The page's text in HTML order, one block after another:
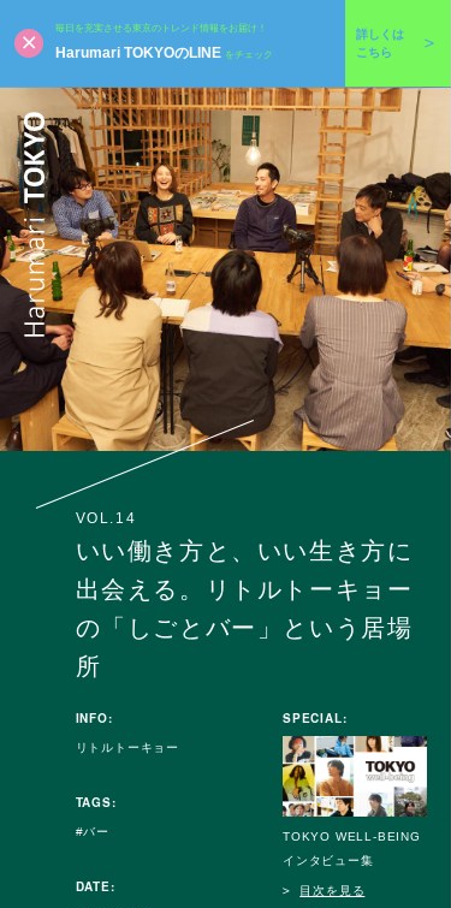
毎日を充実させる東京のトレンド情報をお届け！
Harumari TOKYOのLINE をチェック
詳しくは
こちら
VOL.14
いい働き方と、いい生き方に
出会える。リトルトーキョー
の「しごとバー」という居場
所
INFO:
リトルトーキョー
TAGS:
バー
DATE:
SPECIAL:
TOKYO WELL-BEING
インタビュー集
目次を見る